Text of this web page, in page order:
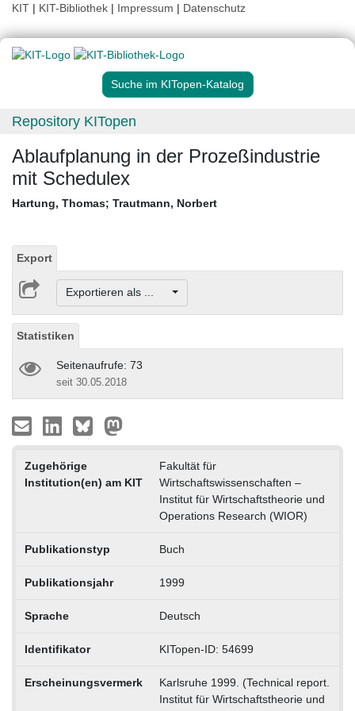
KIT | KIT-Bibliothek | Impressum | Datenschutz
Suche im KITopen-Katalog
Repository KITopen
Ablaufplanung in der Prozeßindustrie
mit Schedulex
Hartung, Thomas; Trautmann, Norbert
Export
Exportieren als ...
Statistiken
Seitenaufrufe: 73
seit 30.05.2018
Zugehörige
Institution(en) am KIT
Fakultät für
Wirtschaftswissenschaften –
Institut für Wirtschaftstheorie und
Operations Research (WIOR)
Publikationstyp Buch
Publikationsjahr 1999
Sprache Deutsch
Identifikator KITopen-ID: 54699
Erscheinungsvermerk
Karlsruhe 1999. (Technical report.
Institut für Wirtschaftstheorie und